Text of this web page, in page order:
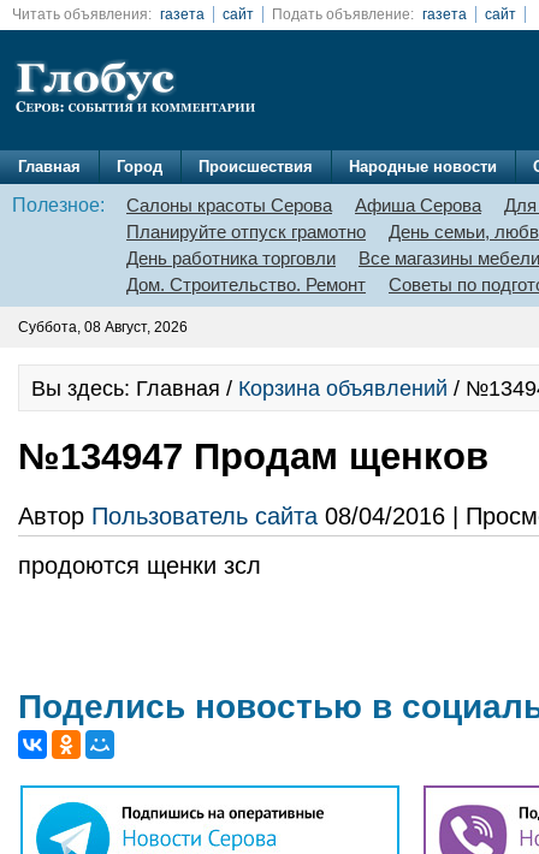
Читать объявления: газета сайт Подать объявление: газета сайт
Главная Город Происшествия Народные новости
Полезное: Салоны красоты Серова Афиша Серова
Для
Планируйте отпуск грамотно
День семьи,
День работника торговли
Все магазины мебели
Дом. Строительство. Ремонт
Советы по
Суббота, 08 Август, 2026
Вы здесь: Главная / Корзина объявлений /
№134947 Продам щенков
Автор Пользователь сайта 08/04/2016 |
продоются щенки зсл
Поделись новостью в